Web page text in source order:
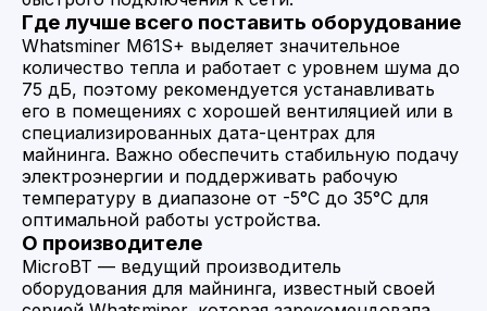
Где лучше всего поставить оборудование
Whatsminer M61S+ выделяет значительное
количество тепла и работает с уровнем шума до
75 дБ, поэтому рекомендуется устанавливать
его в помещениях с хорошей вентиляцией или в
специализированных дата-центрах для
майнинга. Важно обеспечить стабильную подачу
электроэнергии и поддерживать рабочую
температуру в диапазоне от -5°C до 35°C для
оптимальной работы устройства. ​
О производителе
MicroBT — ведущий производитель
оборудования для майнинга, известный своей